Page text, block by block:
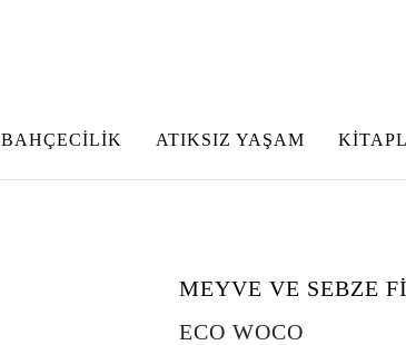
BAHÇECİLİK ATIKSIZ YAŞAM
MEYVE VE SEBZE
ECO WOCO